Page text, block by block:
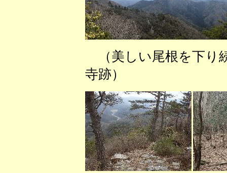
（美しい尾根
寺跡） （クリ